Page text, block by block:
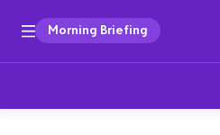
Morning Briefing